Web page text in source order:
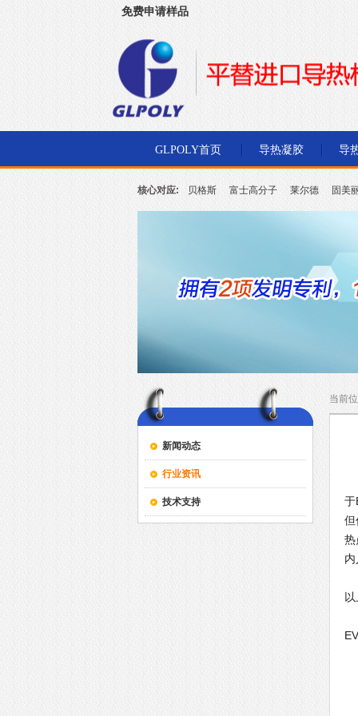
免费申请样品
GLPOLY首页 导热凝胶 导
核心对应: 贝格斯 富士高分子 莱尔德 固美
新闻动态
行业资讯
技术支持
当前
于
但
热